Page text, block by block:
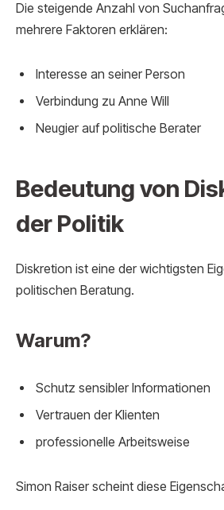
Die steigende Anzahl von
mehrere Faktoren erklären:
Interesse an seiner Person
Verbindung zu Anne Will
Neugier auf politische Berater
Bedeutung von
der Politik
Diskretion ist eine der wichtigsten
politischen Beratung.
Warum?
Schutz sensibler Informationen
Vertrauen der Klienten
professionelle Arbeitsweise
Simon Raiser scheint diese